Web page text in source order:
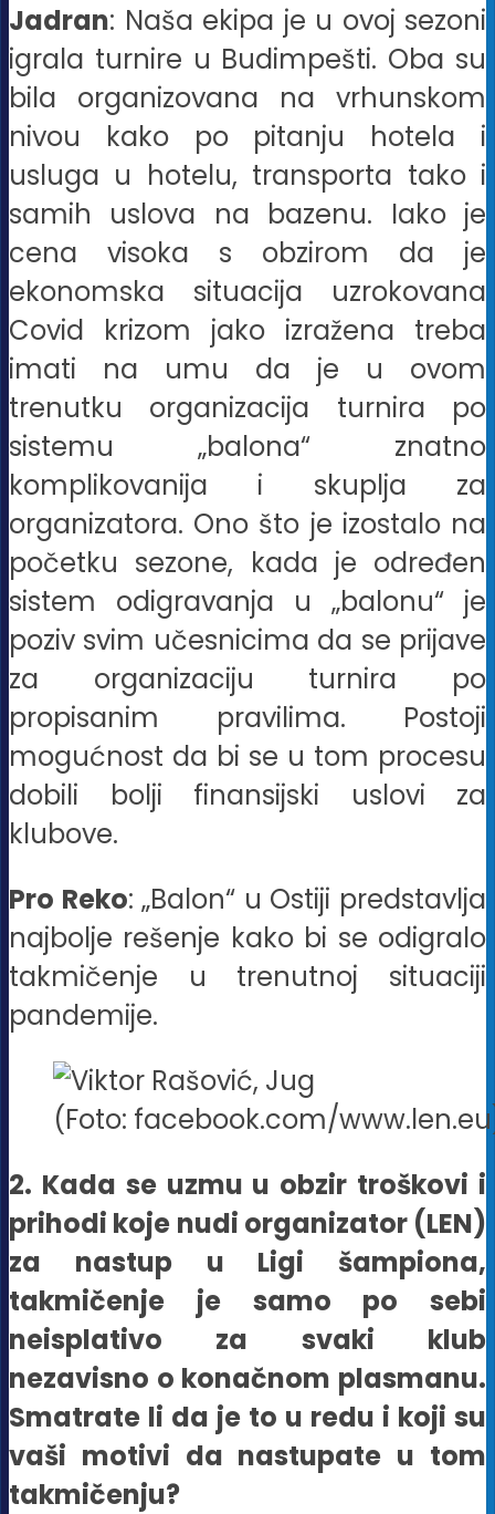
Jadran: Naša ekipa je u ovoj sezoni
igrala turnire u Budimpešti. Oba su
bila organizovana na vrhunskom
nivou kako po pitanju hotela i
usluga u hotelu, transporta tako i
samih uslova na bazenu. Iako je
cena visoka s obzirom da je
ekonomska situacija uzrokovana
Covid krizom jako izražena treba
imati na umu da je u ovom
trenutku organizacija turnira po
sistemu „balona“ znatno
komplikovanija i skuplja za
organizatora. Ono što je izostalo na
početku sezone, kada je određen
sistem odigravanja u „balonu“ je
poziv svim učesnicima da se prijave
za organizaciju turnira po
propisanim pravilima. Postoji
mogućnost da bi se u tom procesu
dobili bolji finansijski uslovi za
klubove.
Pro Reko: „Balon“ u Ostiji predstavlja
najbolje rešenje kako bi se odigralo
takmičenje u trenutnoj situaciji
pandemije.
(Foto: facebook.com/
2. Kada se uzmu u obzir troškovi i
prihodi koje nudi organizator (LEN)
za nastup u Ligi šampiona,
takmičenje je samo po sebi
neisplativo za svaki klub
nezavisno o konačnom plasmanu.
Smatrate li da je to u redu i koji su
vaši motivi da nastupate u tom
takmičenju?